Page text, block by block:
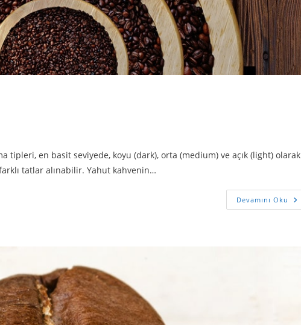
tipleri, en basit seviyede, koyu (dark), orta (medium) ve açık (light) olarak
tatlar alınabilir. Yahut kahvenin…
Devamını Oku